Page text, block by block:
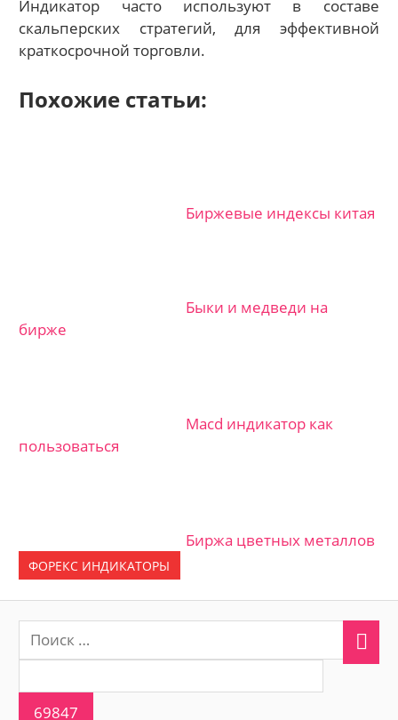
Индикатор часто используют в составе
скальперских стратегий, для эффективной
краткосрочной торговли.
Похожие статьи:
Биржевые индексы китая
Быки и медведи на
бирже
Macd индикатор как
пользоваться
Биржа цветных металлов
ФОРЕКС ИНДИКАТОРЫ